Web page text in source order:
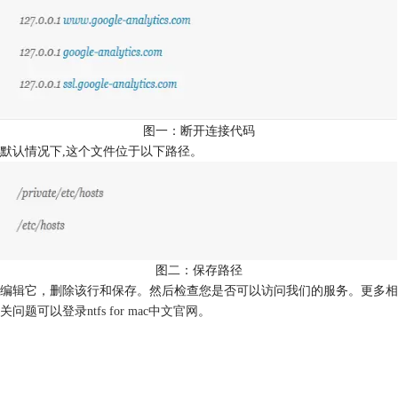
图一：断开连接代码
默认情况下,这个文件位于以下路径。
图二：保存路径
编辑它，删除该行和保存。然后检查您是否可以访问我们的服务。更多相
关问题可以登录ntfs for mac中文官网 。